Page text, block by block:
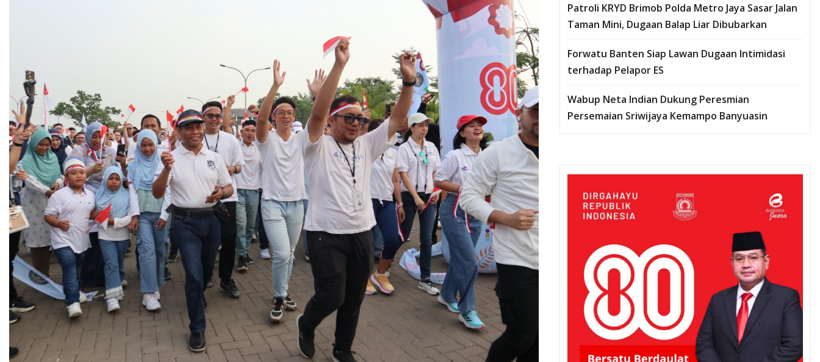
Patroli KRYD Brimob Polda Metro Jaya Sasar Jalan
Taman Mini, Dugaan Balap Liar Dibubarkan
Forwatu Banten Siap Lawan Dugaan Intimidasi
terhadap Pelapor ES
Wabup Neta Indian Dukung Peresmian
Persemaian Sriwijaya Kemampo Banyuasin